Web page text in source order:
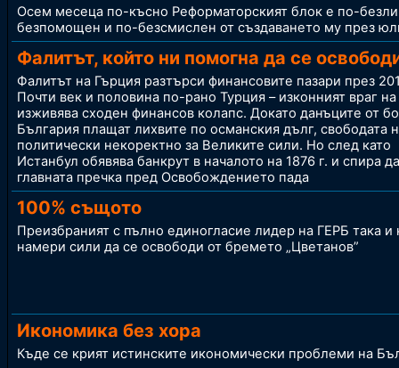
Осем месеца по-късно Реформаторският блок е по-
безпомощен и по-безсмислен от създаването му през
Фалитът, който ни помогна да се
Фалитът на Гърция разтърси финансовите пазари през
Почти век и половина по-рано Турция – изконният враг
изживява сходен финансов колапс. Докато данъците от
България плащат лихвите по османския дълг, свободата
политически некоректно за Великите сили. Но след като
Истанбул обявява банкрут в началото на 1876 г. и спира
главната пречка пред Освобождението пада
100% същото
Преизбраният с пълно единогласие лидер на ГЕРБ така и
намери сили да се освободи от бремето „Цветанов”
Икономика без хора
Къде се крият истинските икономически проблеми на